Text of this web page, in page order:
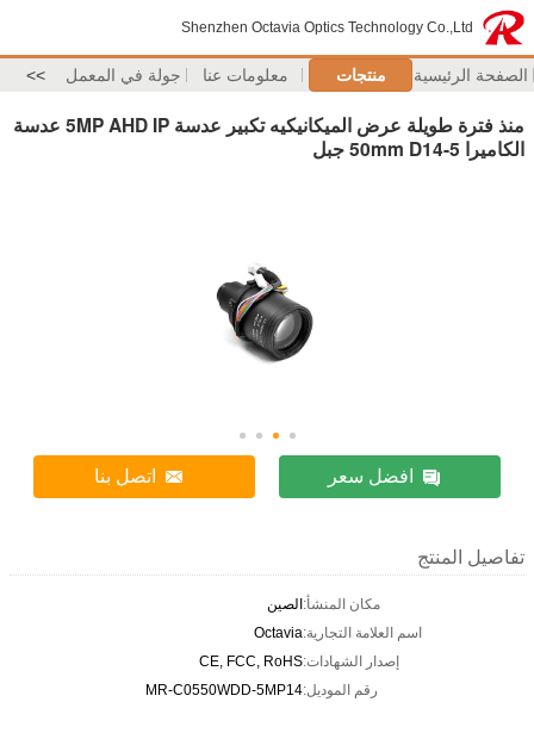
Shenzhen Octavia Optics Technology Co.,Ltd
الصفحة الرئيسية منتجات معلومات عنا جولة في المعمل >>
منذ فترة طويلة عرض الميكانيكيه تكبير عدسة 5MP AHD IP عدسة
الكاميرا 5-50mm D14 جبل
افضل سعر اتصل بنا
تفاصيل المنتج
مكان المنشأ:الصين
اسم العلامة التجارية:Octavia
إصدار الشهادات:CE, FCC, RoHS
رقم الموديل:MR-C0550WDD-5MP14